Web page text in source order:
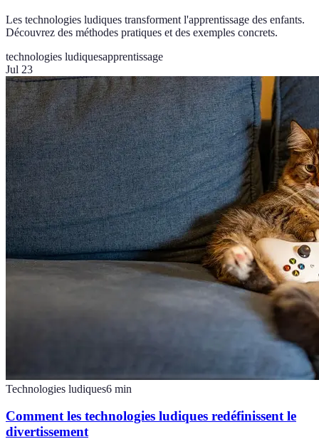
Les technologies ludiques transforment l'apprentissage des enfants.
Découvrez des méthodes pratiques et des exemples concrets.
technologies ludiquesapprentissage
Jul 23
Technologies ludiques6 min
Comment les technologies ludiques redéfinissent le
divertissement